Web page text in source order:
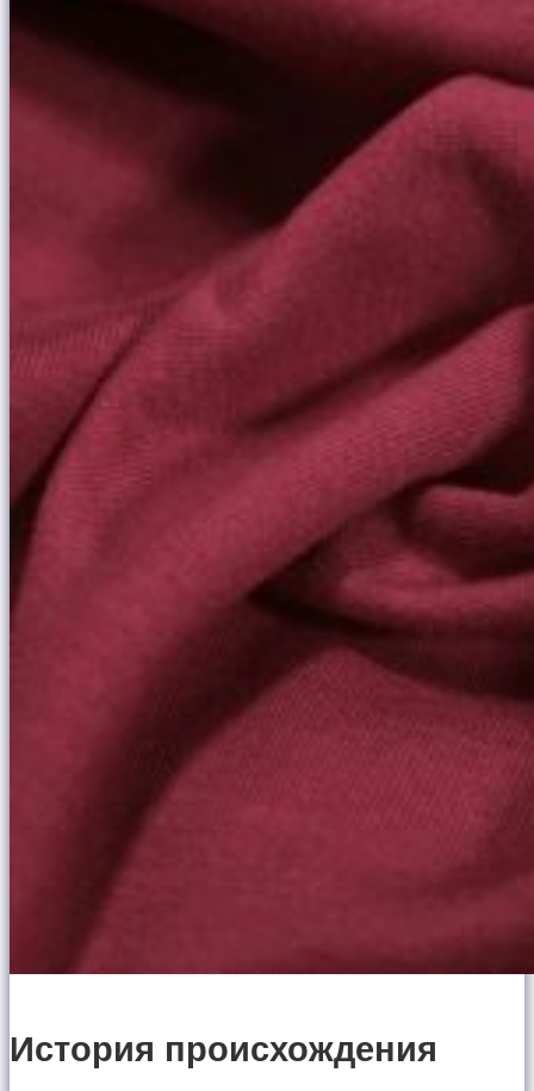
История происхождения